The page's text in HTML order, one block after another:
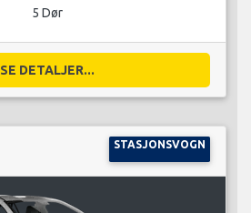
5 Dør
SE DETALJER...
STASJONSVOGN